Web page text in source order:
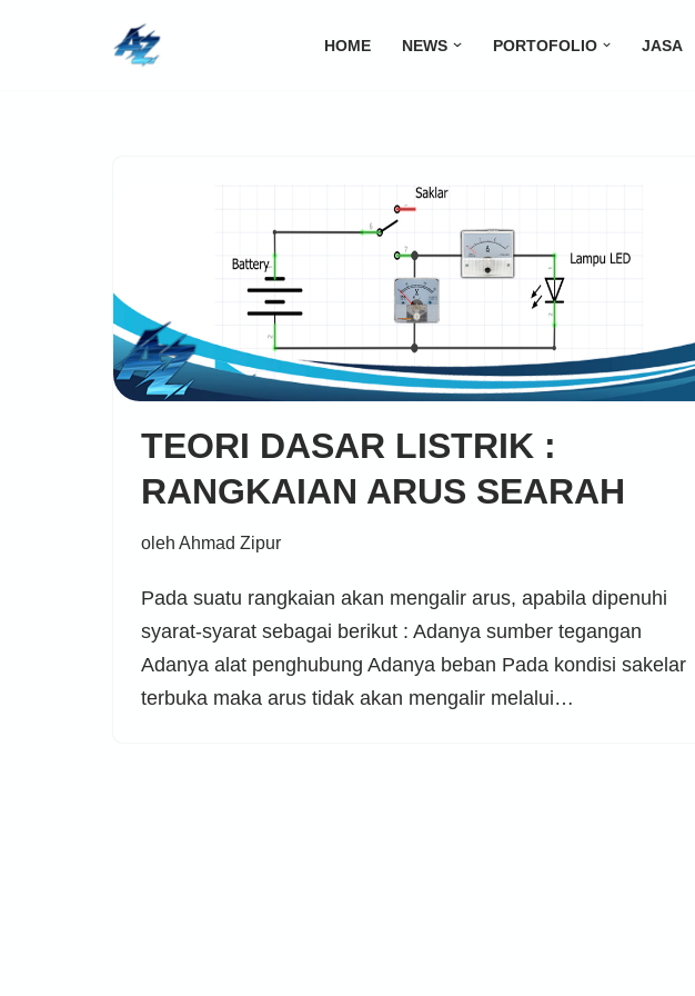
HOME NEWS PORTOFOLIO JASA
TEORI DASAR LISTRIK :
RANGKAIAN ARUS SEARAH
oleh Ahmad Zipur
Pada suatu rangkaian akan mengalir arus, apabila dipenuhi
syarat-syarat sebagai berikut : Adanya sumber tegangan
Adanya alat penghubung Adanya beban Pada kondisi sakelar
terbuka maka arus tidak akan mengalir melalui…